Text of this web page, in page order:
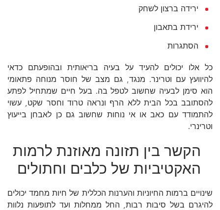
ירידה ברצון לשחק
ירידת בתאבון
הסתגרות
כל אלו יכולים להעיד על בעיה בריאותית ובהופעתם כדאי
להיוועץ עם וטרינר. מנגד, גם מצב של חוסר מנוחה פתאומי
הוא סימן לבעיה שחשוב לטפל בה. בעל חיים שמתחיל לפתע
להסתובב בכל הבית ללא הרף ונראה טרוד וחסר שקט, עשוי
להתמודד עם כאב או אי נוחות שחשוב גם כן לאבחן בייעוץ
וטרינרי.
הקשר בין תזונה מאוזנת לרמות
האקטיביות של כלבים וחתולים
שינויים ברמות החיוניות והערנות הכללית של חיות מחמד יכולים
להיגרם בשל סיבות רבות, החל ממחלות ועד לתופעות נלוות